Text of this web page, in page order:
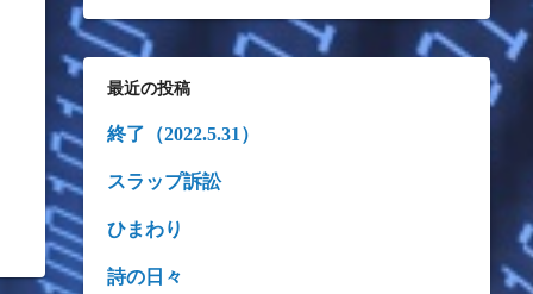
最近の投稿
終了（2022.5.31）
スラップ訴訟
ひまわり
詩の日々